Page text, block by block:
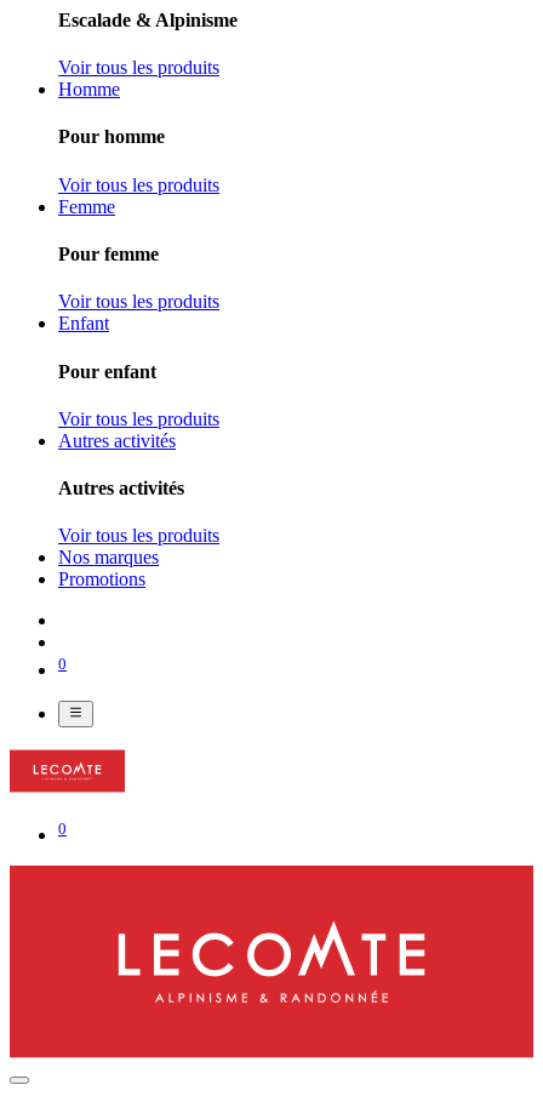
Escalade & Alpinisme
Voir tous les produits
Homme
Pour homme
Voir tous les produits
Femme
Pour femme
Voir tous les produits
Enfant
Pour enfant
Voir tous les produits
Autres activités
Autres activités
Voir tous les produits
Nos marques
Promotions
0
0